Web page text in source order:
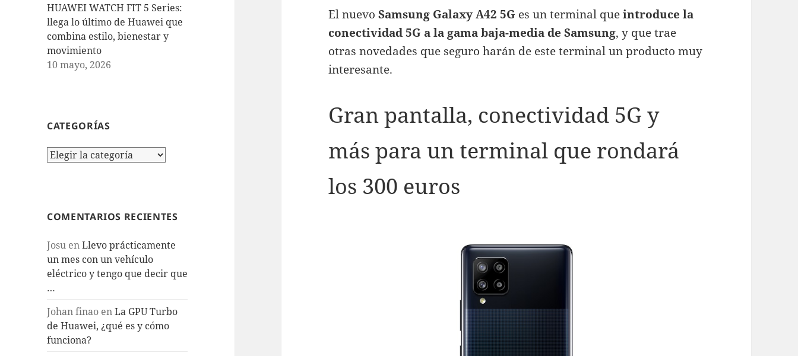
HUAWEI WATCH FIT 5 Series:
llega lo último de Huawei que
combina estilo, bienestar y
movimiento
10 mayo, 2026
CATEGORÍAS
Categorías
COMENTARIOS RECIENTES
Josu enLlevo prácticamente
un mes con un vehículo
eléctrico y tengo que decir que
…
Johan finao enLa GPU Turbo
de Huawei, ¿qué es y cómo
funciona?
El nuevoSamsung Galaxy A42 5G es un terminal queintroduce la
conectividad 5G a la gama baja-media de Samsung, y que trae
otras novedades que seguro harán de este terminal un producto muy
interesante.
Gran pantalla, conectividad 5G y
más para un terminal que rondará
los 300 euros